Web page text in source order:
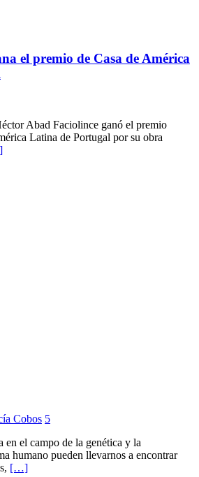
el premio de Casa de América
Abad Faciolince ganó el premio
Latina de Portugal por su obra
Cobos 5
en el campo de la genética y la
humano pueden llevarnos a encontrar
[…]